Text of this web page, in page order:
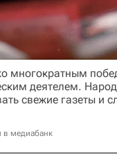
многократным
деятелем.
свежие газеты и
в медиабанк